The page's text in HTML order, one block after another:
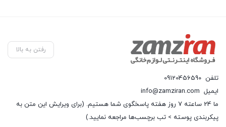
رفتن به بالا
تلفن 09120456590
ایمیل info@zamziran.com
ما 24 ساعته 7 روز هفته پاسخگوی شما هستیم. (برای ویرایش این متن به
پیکربندی پوسته > تب برچسب‌ها مراجعه نمایید.)